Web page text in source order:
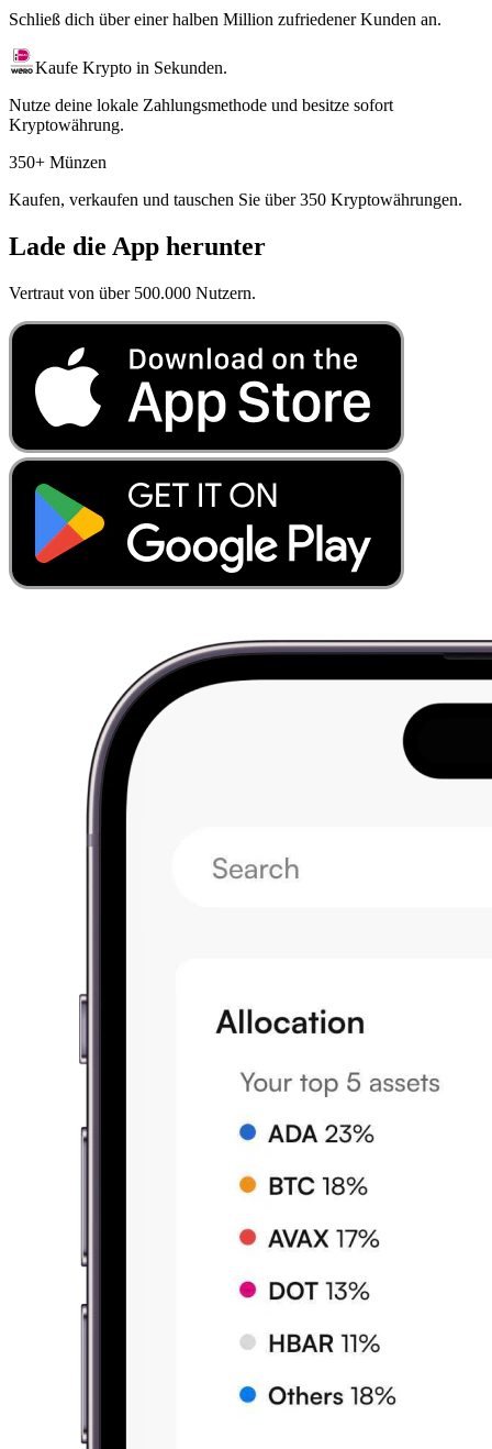
Schließ dich über einer halben Million zufriedener Kunden an.
Kaufe Krypto in Sekunden.
Nutze deine lokale Zahlungsmethode und besitze sofort
Kryptowährung.
350+ Münzen
Kaufen, verkaufen und tauschen Sie über 350 Kryptowährungen.
Lade die App herunter
Vertraut von über 500.000 Nutzern.